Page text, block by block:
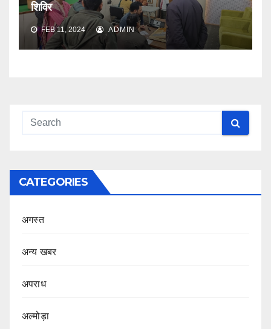
शिविर
FEB 11, 2024 ADMIN
CATEGORIES
अगस्त
अन्य खबर
अपराध
अल्मोड़ा